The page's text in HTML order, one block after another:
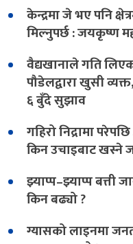
केन्द्रमा जे भए पनि
मिल्नुपर्छ : जयकृष्ण
वैद्यखानाले गति
पौडेलद्वारा खुसी
६ बुँदे सुझाव
गहिरो निद्रामा
किन उचाइबाट खस्ने
झ्याप्प–झ्याप्प बत्ती
किन बढ्यो ?
ग्यासको लाइनमा